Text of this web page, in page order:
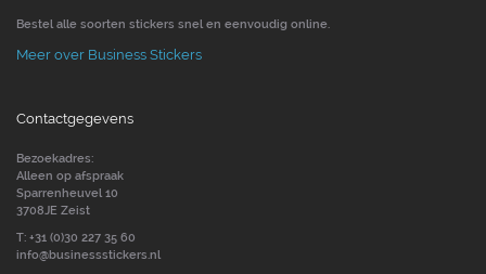
Bestel alle soorten stickers snel en eenvoudig online.
Meer over Business Stickers
Contactgegevens
Bezoekadres:
Alleen op afspraak
Sparrenheuvel 10
3708JE Zeist
T: +31 (0)30 227 35 60
info@businessstickers.nl